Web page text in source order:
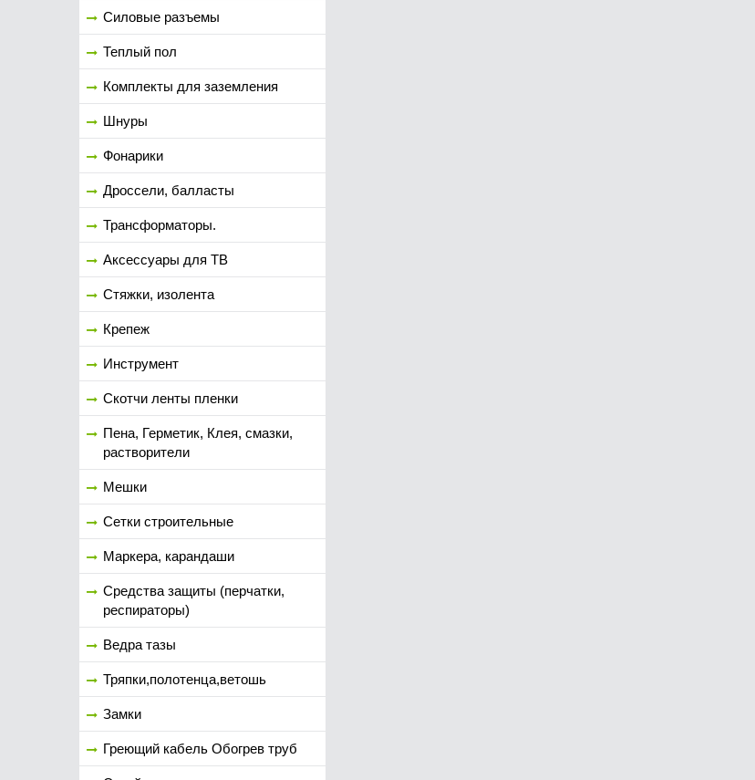
Силовые разъемы
Теплый пол
Комплекты для заземления
Шнуры
Фонарики
Дроссели, балласты
Трансформаторы.
Аксессуары для ТВ
Стяжки, изолента
Крепеж
Инструмент
Скотчи ленты пленки
Пена, Герметик, Клея, смазки,
растворители
Мешки
Сетки строительные
Маркера, карандаши
Средства защиты (перчатки,
респираторы)
Ведра тазы
Тряпки,полотенца,ветошь
Замки
Греющий кабель Обогрев труб